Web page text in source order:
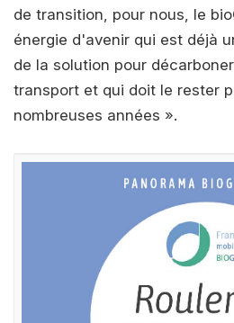
de transition, pour nous, le
énergie d'avenir qui est déjà
de la solution pour
transport et qui doit le rester
nombreuses années ».